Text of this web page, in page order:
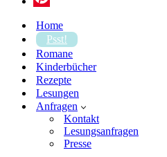
Home
Psst!
Romane
Kinderbücher
Rezepte
Lesungen
Anfragen
Kontakt
Lesungsanfragen
Presse